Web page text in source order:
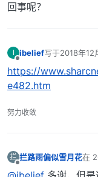
回事呢？
I ibelief写于2018年12
最后由 编辑
https://
e482.htm
努力收敛
拦 拦路雨偏似雪月花在
最